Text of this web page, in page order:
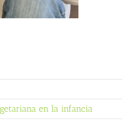
en la infancia